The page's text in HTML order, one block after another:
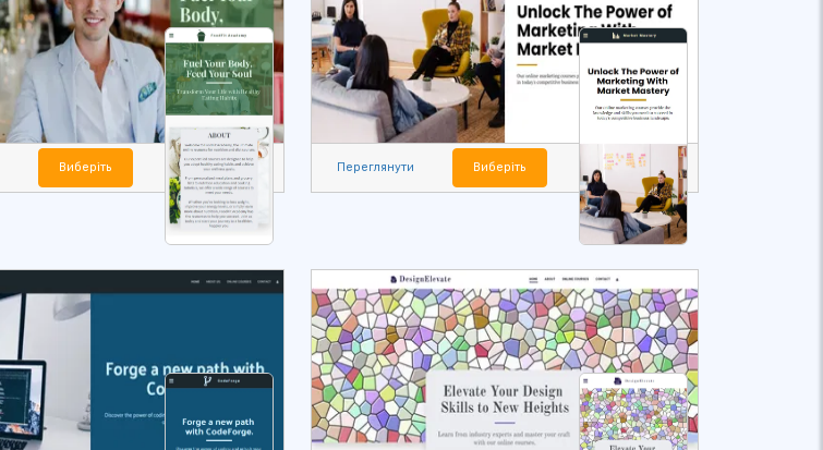
Виберіть Переглянути Виберіть